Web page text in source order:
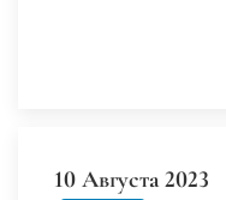
10 Августа 2023